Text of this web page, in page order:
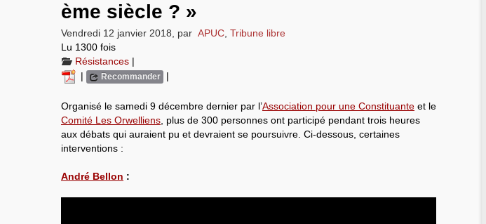
ème siècle ? »
Vendredi 12 janvier 2018 par APUC Tribune libre
Lu 1300 fois
Résistances |
|
Recommander |
Organisé le samedi 9 décembre dernier par l’Association pour une Constituante et le
Comité Les Orwelliens , plus de 300 personnes ont participé pendant trois heures
aux débats qui auraient pu et devraient se poursuivre. Ci-dessous, certaines
interventions :
André Bellon :